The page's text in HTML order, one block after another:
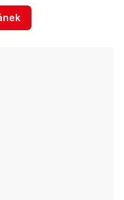
nezvykle
100 let, bylo
roku 1989 tak